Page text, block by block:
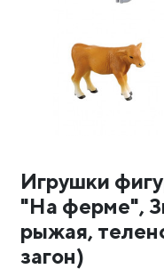
Игрушки
"На ферме",
рыжая,
загон)